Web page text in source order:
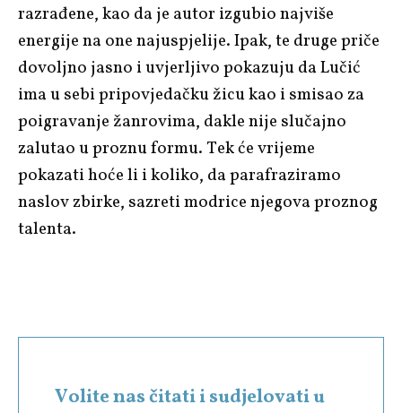
razrađene, kao da je autor izgubio najviše
energije na one najuspjelije. Ipak, te druge priče
dovoljno jasno i uvjerljivo pokazuju da Lučić
ima u sebi pripovjedačku žicu kao i smisao za
poigravanje žanrovima, dakle nije slučajno
zalutao u proznu formu. Tek će vrijeme
pokazati hoće li i koliko, da parafraziramo
naslov zbirke, sazreti modrice njegova proznog
talenta.
Volite nas čitati i sudjelovati u